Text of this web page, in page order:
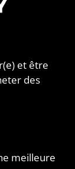
et être
des
meilleure